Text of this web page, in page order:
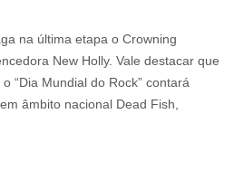
na última etapa o Crowning
New Holly. Vale destacar que
“Dia Mundial do Rock” contará
âmbito nacional Dead Fish,